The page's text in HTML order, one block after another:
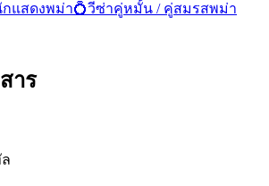
แสดงพม่า💍วีซ่าคู่หมั้น / คู่สมรสพม่า
าร